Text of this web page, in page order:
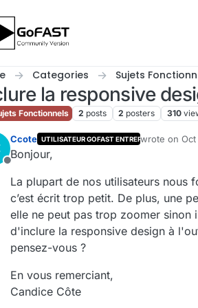
Categories Sujets
la responsive
Fonctionnels 2 posts 2 posters 310
Offline
Ccote UTILISATEUR GOFAST ENTREPRISEwrote on
last edited by
Bonjour,
La plupart de nos utilisateurs nous
c’est écrit trop petit. De plus, une
elle ne peut pas trop zoomer sinon
d'inclure la responsive design à
pensez-vous ?
En vous remerciant,
Candice Côte